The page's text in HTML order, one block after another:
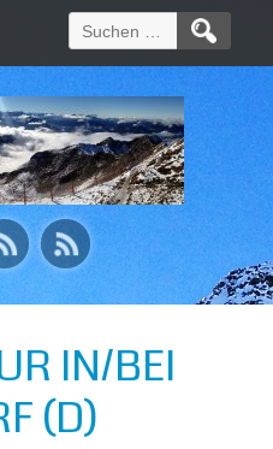
Suchen
nach:
IN/BEI
(D)